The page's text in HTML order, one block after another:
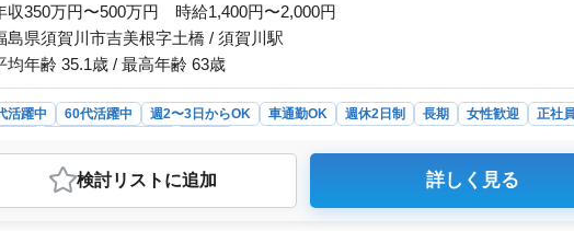
収350万円〜500万円 時給1,400円〜2,000円
島県須賀川市吉美根字土橋 / 須賀川駅
均年齢 35.1歳 / 最高年齢 63歳
活躍中 60代活躍中 週2〜3日からOK 車通勤OK 週休2日制 長期 女性歓迎
正社員
すすめポイント
代以上の方におすすめ＞ 経験豊富な50代以上の看護師を歓迎します。特別養護老
検討リスト に追加 詳しく見る